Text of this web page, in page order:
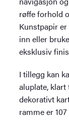
røffe forhold
Kunstpapir
inn eller
eksklusiv
I tillegg kan
aluplate,
dekorativt
ramme er